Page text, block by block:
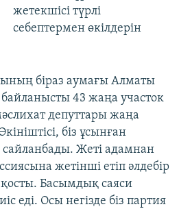
жетекшісі түрлі
себептермен өкілдерін
біраз аумағы Алматы
43 жаңа участок
депуттары жаңа
біз ұсынған
сайланбады. Жеті адамнан
жетінші етіп әлдебір
қосты. Басымдық саяси
еді. Осы негізде біз партия